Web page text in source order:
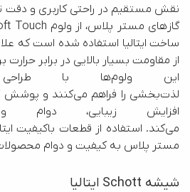
نقش مستقیم در راحتی کاربری و دقت
ساخت ایتالیا استفاده شده است که
این ولوم‌ها
افزایش زیبایی،
مستر پلاس به کیفیت و دوام
شیشه Schott ایتالیا